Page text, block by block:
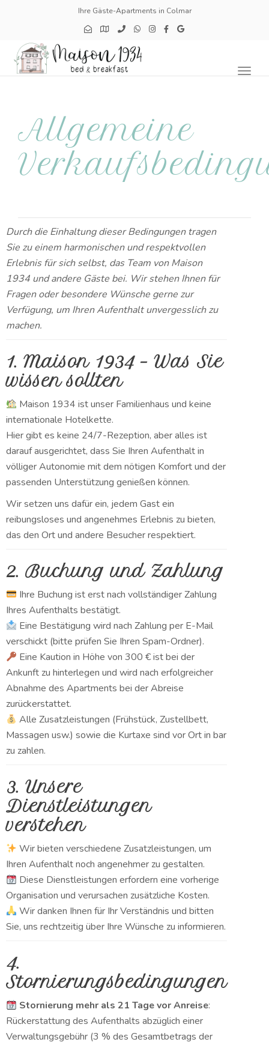
Ihre Gäste-Apartments in Colmar
Allgemeine
Durch die Einhaltung dieser Bedingungen tragen
Sie zu einem harmonischen und respektvollen
Erlebnis für sich selbst, das Team von Maison
1934 und andere Gäste bei. Wir stehen Ihnen für
Fragen oder besondere Wünsche gerne zur
Verfügung, um Ihren Aufenthalt unvergesslich zu
machen.
1. Maison 1934 – Was Sie
wissen sollten
Maison 1934 ist unser Familienhaus und keine
internationale Hotelkette.
Hier gibt es keine 24/7-Rezeption, aber alles ist
darauf ausgerichtet, dass Sie Ihren Aufenthalt in
völliger Autonomie mit dem nötigen Komfort und der
passenden Unterstützung genießen können.
Wir setzen uns dafür ein, jedem Gast ein
reibungsloses und angenehmes Erlebnis zu bieten,
das den Ort und andere Besucher respektiert.
2. Buchung und Zahlung
Ihre Buchung ist erst nach vollständiger Zahlung
Ihres Aufenthalts bestätigt.
Eine Bestätigung wird nach Zahlung per E-Mail
verschickt (bitte prüfen Sie Ihren Spam-Ordner).
Eine Kaution in Höhe von 300 € ist bei der
Ankunft zu hinterlegen und wird nach erfolgreicher
Abnahme des Apartments bei der Abreise
zurückerstattet.
Alle Zusatzleistungen (Frühstück, Zustellbett,
Massagen usw.) sowie die Kurtaxe sind vor Ort in bar
zu zahlen.
3. Unsere
Dienstleistungen
verstehen
Wir bieten verschiedene Zusatzleistungen, um
Ihren Aufenthalt noch angenehmer zu gestalten.
Diese Dienstleistungen erfordern eine vorherige
Organisation und verursachen zusätzliche Kosten.
Wir danken Ihnen für Ihr Verständnis und bitten
Sie, uns rechtzeitig über Ihre Wünsche zu informieren.
4.
Stornierungsbedingungen
Stornierung mehr als 21 Tage vor Anreise:
Rückerstattung des Aufenthalts abzüglich einer
Verwaltungsgebühr (3 % des Gesamtbetrags der